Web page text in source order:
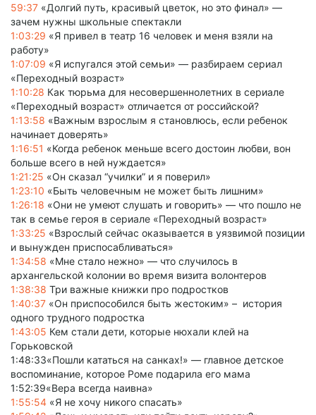
59:37 «Долгий путь, красивый цветок, но это финал» —
зачем нужны школьные спектакли
1:03:29 «Я привел в театр 16 человек и меня взяли на
работу»
1:07:09 «Я испугался этой семьи» — разбираем сериал
«Переходный возраст»
1:10:28 Как тюрьма для несовершеннолетних в сериале
«Переходный возраст» отличается от российской?
1:13:58 «Важным взрослым я становлюсь, если ребенок
начинает доверять»
1:16:51 «Когда ребенок меньше всего достоин любви, вон
больше всего в ней нуждается»
1:21:25 «Он сказал “училки” и я поверил»
1:23:10 «Быть человечным не может быть лишним»
1:26:18 «Они не умеют слушать и говорить» — что пошло не
так в семье героя в сериале «Переходный возраст»
1:33:25 «Взрослый сейчас оказывается в уязвимой позиции
и вынужден приспосабливаться»
1:34:58 «Мне стало нежно» — что случилось в
архангельской колонии во время визита волонтеров
1:38:38 Три важные книжки про подростков
1:40:37 «Он приспособился быть жестоким» – история
одного трудного подростка
1:43:05 Кем стали дети, которые нюхали клей на
Горьковской
1:48:33«Пошли кататься на санках!» — главное детское
воспоминание, которое Роме подарила его мама
1:52:39«Вера всегда наивна»
1:55:54 «Я не хочу никого спасать»